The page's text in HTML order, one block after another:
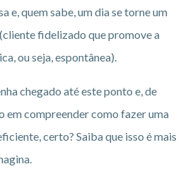
e, quem sabe, um dia se torne um
(cliente fidelizado que promove a
ou seja, espontânea).
chegado até este ponto e, de
em compreender como fazer uma
certo? Saiba que isso é mais